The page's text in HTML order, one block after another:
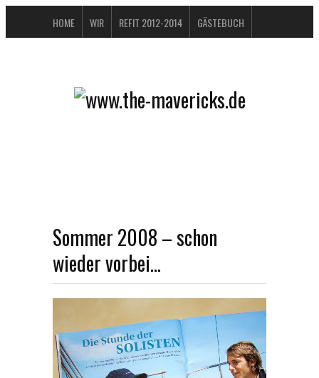
HOME WIR REFIT 2012-2014 GÄSTEBUCH
DATENSCHUTZERKLÄRUNG
Sommer 2008 – schon
wieder vorbei…